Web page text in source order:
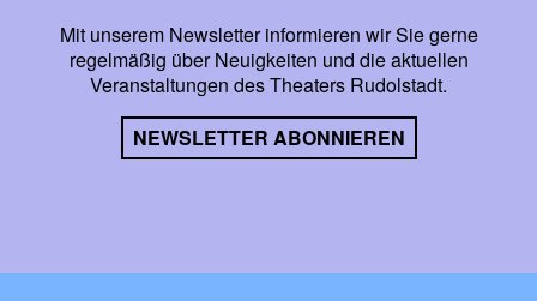
Mit unserem Newsletter informieren wir Sie gerne
regelmäßig über Neuigkeiten und die aktuellen
Veranstaltungen des Theaters Rudolstadt.
NEWSLETTER ABONNIEREN